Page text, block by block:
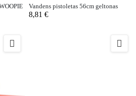
Vandens pistoletas 56cm geltonas
8,81 €
 